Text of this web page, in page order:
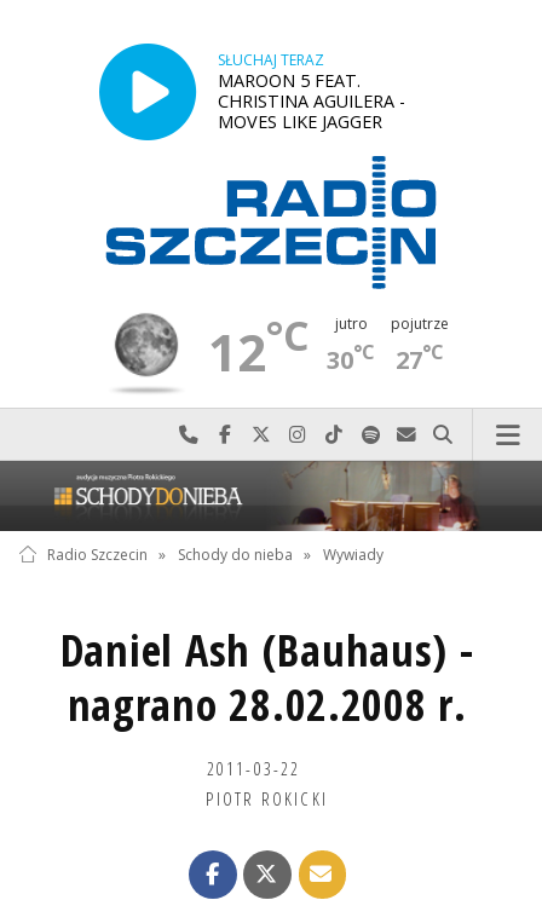
SŁUCHAJ TERAZ
MAROON 5 FEAT.
CHRISTINA AGUILERA -
MOVES LIKE JAGGER
12°C jutro
30°C
pojutrze
27°C
Najlepiej po prostu do nas zadzwoń
Odwiedź nas na Facebook-u
Odwiedź nas na X
Odwiedź nas na Instagram-ie
Odwiedź nas na TikTok-u
Szukaj nas na Spotify
Wyślij do nas
Szukaj
Radio Szczecin » Schody do nieba » Wywiady
Daniel Ash (Bauhaus) -
nagrano 28.02.2008 r.
2011-03-22
PIOTR ROKICKI